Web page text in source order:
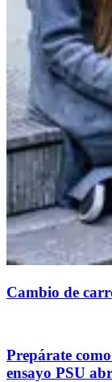
Cambio de
Prepárate
ensayo PSU